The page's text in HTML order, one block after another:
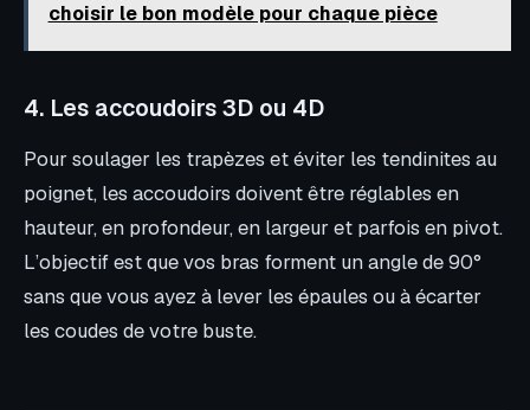
choisir le bon modèle pour chaque pièce
4. Les accoudoirs 3D ou 4D
Pour soulager les trapèzes et éviter les tendinites au
poignet, les accoudoirs doivent être réglables en
hauteur, en profondeur, en largeur et parfois en pivot.
L’objectif est que vos bras forment un angle de 90°
sans que vous ayez à lever les épaules ou à écarter
les coudes de votre buste.